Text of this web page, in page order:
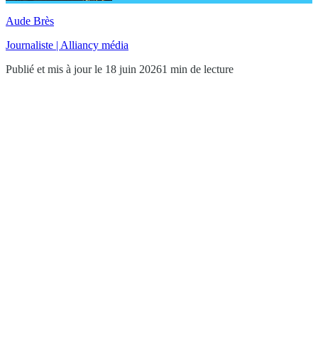
Aude Brès
Journaliste | Alliancy média
Publié et mis à jour le 18 juin 20261 min de lecture